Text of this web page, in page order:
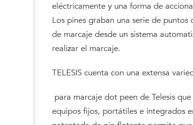
eléctricamente y una forma de
Los pines graban una serie de
de marcaje desde un sistema
realizar el marcaje.
TELESIS cuenta con una extensa
para marcaje dot peen de Telesis
equipos fijos, portátiles e integrados